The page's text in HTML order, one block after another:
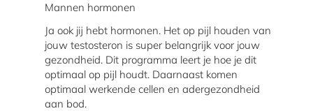
Mannen hormonen
Ja ook jij hebt hormonen. Het op pijl houden van
jouw testosteron is super belangrijk voor jouw
gezondheid. Dit programma leert je hoe je dit
optimaal op pijl houdt. Daarnaast komen
optimaal werkende cellen en adergezondheid
aan bod.